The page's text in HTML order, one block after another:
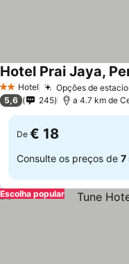
2 Estrelas
Hotel Opções de
Hotel Prai Jaya,
5,6 245 a 4.7 km de
De € 18
Consulte os preços de 7
Escolha popular